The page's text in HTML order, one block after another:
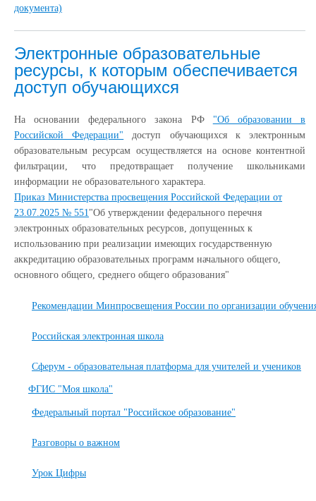
документа)
Электронные образовательные
ресурсы, к которым обеспечивается
доступ обучающихся
На основании федерального закона РФ "Об образовании в
Российской Федерации" доступ обучающихся к электронным
образовательным ресурсам осуществляется на основе контентной
фильтрации, что предотвращает получение школьниками
информации не образовательного характера.
Приказ Министерства просвещения Российской Федерации от
23.07.2025 № 551 "Об утверждении федерального перечня
электронных образовательных ресурсов, допущенных к
использованию при реализации имеющих государственную
аккредитацию образовательных программ начального общего,
основного общего, среднего общего образования"
Рекомендации Минпросвещения России по организации
Российская электронная школа
Сферум - образовательная платформа для учителей и учеников
ФГИС "Моя школа"
Федеральный портал "Российское образование"
Разговоры о важном
Урок Цифры